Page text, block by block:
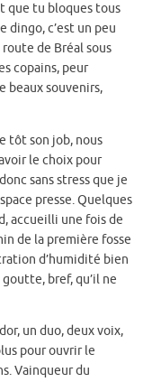
que tu bloques tous
dingo, c’est un peu
de Bréal sous
copains, peur
beaux souvenirs,
tôt son job, nous
le choix pour
sans stress que je
presse. Quelques
accueilli une fois de
de la première fosse
d’humidité bien
bref, qu’il ne
un duo, deux voix,
pour ouvrir le
Vainqueur du